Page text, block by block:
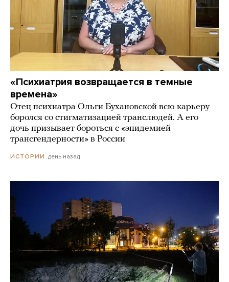
«Психиатрия возвращается в темные
времена»
Отец психиатра Ольги Бухановской всю карьеру
боролся со стигматизацией транслюдей. А его
дочь призывает бороться с «эпидемией
трансгендерности» в России
ИСТОРИИ день назад